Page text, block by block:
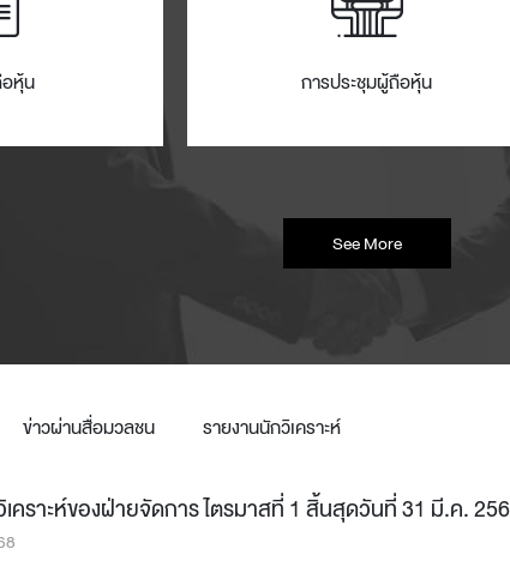
หุ้น การประชุมผู้ถือหุ้น
See More
ข่าวผ่านสื่อมวลชน รายงานนักวิเคราะห์
คราะห์ของฝ่ายจัดการ ไตรมาสที่ 1 สิ้นสุดวันที่ 31 มี.ค.